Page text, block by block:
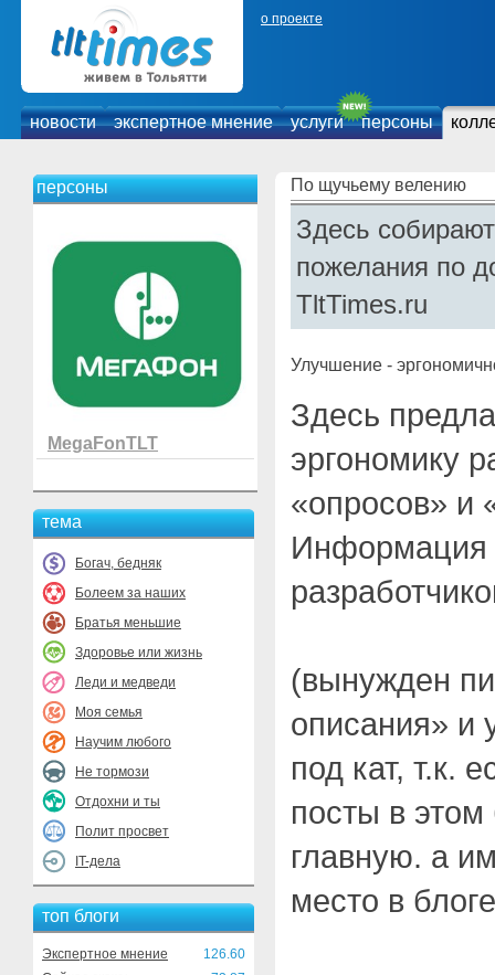
о проекте
новости экспертное мнение услуги персоны
персоны
MegaFonTLT
тема
Богач, бедняк
Болеем за наших
Братья меньшие
Здоровье или жизнь
Леди и медведи
Моя семья
Научим любого
Не тормози
Отдохни и ты
Полит просвет
IT-дела
топ блоги
Экспертное мнение
126.60
По щучьему велению
Здесь
пожелания по
TltTimes.ru
Улучшение -
Здесь
эргономику
«опросов» и
Информация
(вынужден
описания» и
под кат, т.к.
посты в этом
главную. а
место в